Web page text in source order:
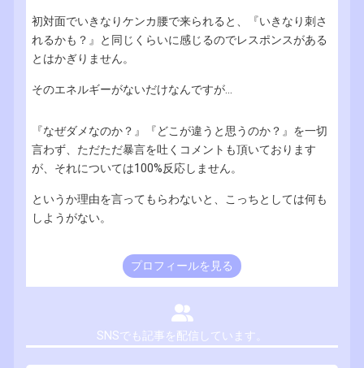
初対面でいきなりケンカ腰で来られると、『いきなり刺さ
れるかも？』と同じくらいに感じるのでレスポンスがある
とはかぎりません。
そのエネルギーがないだけなんですが...
『なぜダメなのか？』『どこが違うと思うのか？』を一切
言わず、ただただ暴言を吐くコメントも頂いております
が、それについては100%反応しません。
というか理由を言ってもらわないと、こっちとしては何も
しようがない。
プロフィールを見る
SNSでも記事を配信しています。